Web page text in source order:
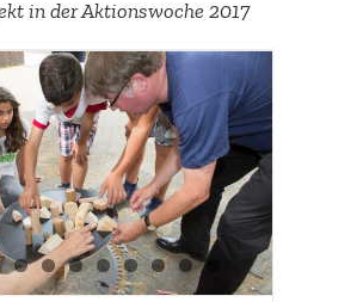
in der Aktions­woche 2017